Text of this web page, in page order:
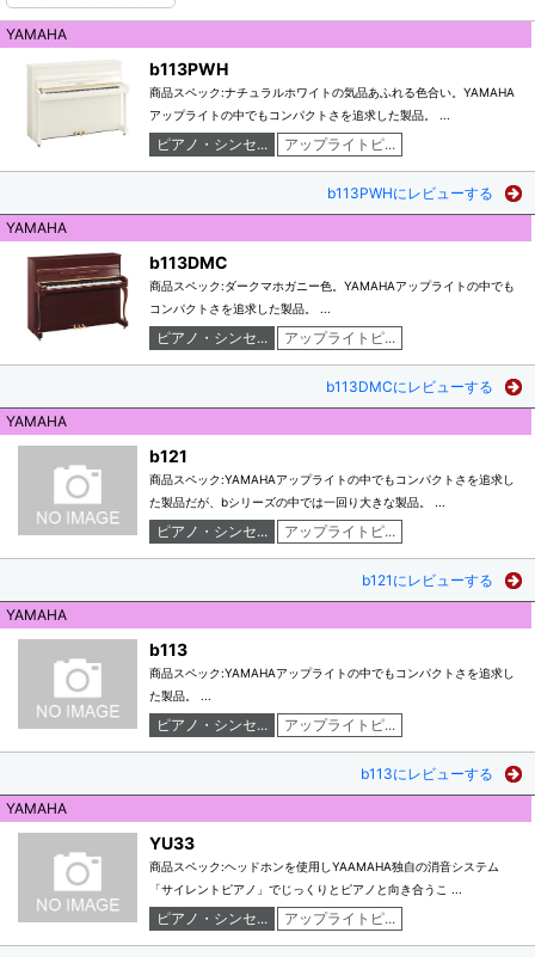
YAMAHA
b113PWH
商品スペック:ナチュラルホワイトの気品あふれる色合い。YAMAHA
アップライトの中でもコンパクトさを追求した製品。 ...
ピアノ・シンセ... アップライトピ...
b113PWHにレビューする
YAMAHA
b113DMC
商品スペック:ダークマホガニー色。YAMAHAアップライトの中でも
コンパクトさを追求した製品。 ...
ピアノ・シンセ... アップライトピ...
b113DMCにレビューする
YAMAHA
b121
商品スペック:YAMAHAアップライトの中でもコンパクトさを追求し
た製品だが、bシリーズの中では一回り大きな製品。 ...
ピアノ・シンセ... アップライトピ...
b121にレビューする
YAMAHA
b113
商品スペック:YAMAHAアップライトの中でもコンパクトさを追求し
た製品。 ...
ピアノ・シンセ... アップライトピ...
b113にレビューする
YAMAHA
YU33
商品スペック:ヘッドホンを使用しYAAMAHA独自の消音システム
「サイレントピアノ」でじっくりとピアノと向き合うこ ...
ピアノ・シンセ... アップライトピ...